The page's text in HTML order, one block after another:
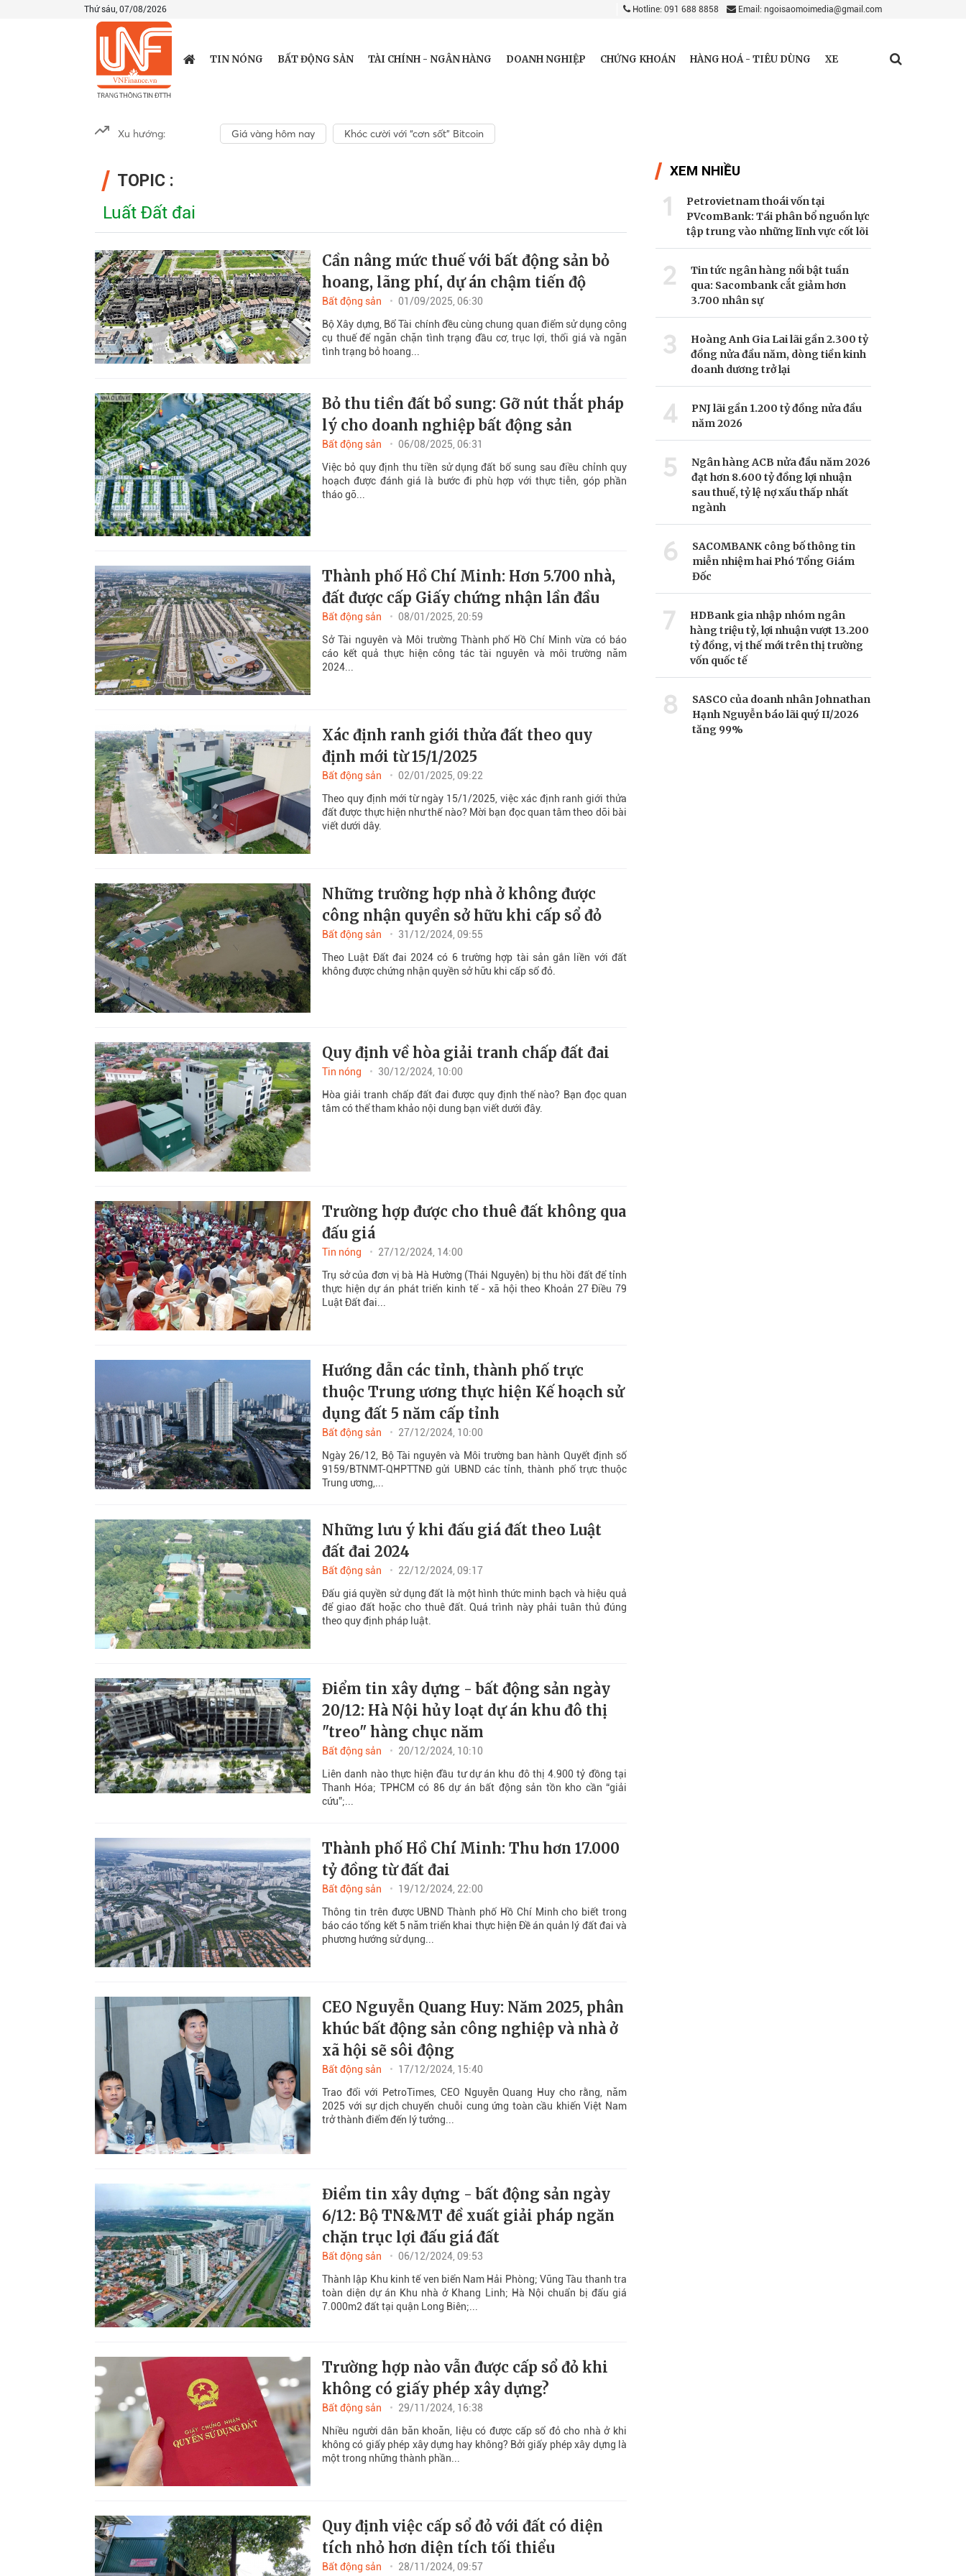
Thứ sáu, 07/08/2026 Hotline: 091 688 8858 Email: ngoisaomoimedia@gmail.com
TIN NÓNG BẤT ĐỘNG SẢN TÀI CHÍNH - NGÂN HÀNG DOANH NGHIỆP CHỨNG KHOÁN HÀNG HOÁ - TIÊU DÙNG XE
Xu hướng: Giá vàng hôm nay Khóc cười với “cơn sốt” Bitcoin
TOPIC :
Luất Đất đai
Cần nâng mức thuế với bất động sản bỏ
hoang, lãng phí, dự án chậm tiến độ
Bất động sản
01/09/2025, 06:30
Bộ Xây dựng, Bổ Tài chính đều cùng chung quan điểm sử dụng công
cụ thuế để ngăn chặn tình trạng đầu cơ, trục lợi, thổi giá và ngăn
tình trạng bỏ hoang...
Bỏ thu tiền đất bổ sung: Gỡ nút thắt pháp
lý cho doanh nghiệp bất động sản
Bất động sản
06/08/2025, 06:31
Việc bỏ quy định thu tiền sử dụng đất bổ sung sau điều chỉnh quy
hoạch được đánh giá là bước đi phù hợp với thực tiễn, góp phần
tháo gỡ...
Thành phố Hồ Chí Minh: Hơn 5.700 nhà,
đất được cấp Giấy chứng nhận lần đầu
Bất động sản
08/01/2025, 20:59
Sở Tài nguyên và Môi trường Thành phố Hồ Chí Minh vừa có báo
cáo kết quả thực hiện công tác tài nguyên và môi trường năm
2024...
Xác định ranh giới thửa đất theo quy
định mới từ 15/1/2025
Bất động sản
02/01/2025, 09:22
Theo quy định mới từ ngày 15/1/2025, việc xác định ranh giới thửa
đất được thực hiện như thế nào? Mời bạn đọc quan tâm theo dõi bài
viết dưới dây.
Những trường hợp nhà ở không được
công nhận quyền sở hữu khi cấp sổ đỏ
Bất động sản
31/12/2024, 09:55
Theo Luật Đất đai 2024 có 6 trường hợp tài sản gắn liền với đất
không được chứng nhận quyền sở hữu khi cấp sổ đỏ.
Quy định về hòa giải tranh chấp đất đai
Tin nóng
30/12/2024, 10:00
Hòa giải tranh chấp đất đai được quy định thế nào? Bạn đọc quan
tâm có thể tham khảo nội dung bạn viết dưới đây.
Trường hợp được cho thuê đất không qua
đấu giá
Tin nóng
27/12/2024, 14:00
Trụ sở của đơn vị bà Hà Hường (Thái Nguyên) bị thu hồi đất để tỉnh
thực hiện dự án phát triển kinh tế - xã hội theo Khoản 27 Điều 79
Luật Đất đai...
Hướng dẫn các tỉnh, thành phố trực
thuộc Trung ương thực hiện Kế hoạch sử
dụng đất 5 năm cấp tỉnh
Bất động sản
27/12/2024, 10:00
Ngày 26/12, Bộ Tài nguyên và Môi trường ban hành Quyết định số
9159/BTNMT-QHPTTNĐ gửi UBND các tỉnh, thành phố trực thuộc
Trung ương,...
Những lưu ý khi đấu giá đất theo Luật
đất đai 2024
Bất động sản
22/12/2024, 09:17
Đấu giá quyền sử dụng đất là một hình thức minh bạch và hiệu quả
để giao đất hoặc cho thuê đất. Quá trình này phải tuân thủ đúng
theo quy định pháp luật.
Điểm tin xây dựng - bất động sản ngày
20/12: Hà Nội hủy loạt dự án khu đô thị
"treo" hàng chục năm
Bất động sản
20/12/2024, 10:10
Liên danh nào thực hiện đầu tư dự án khu đô thị 4.900 tỷ đồng tại
Thanh Hóa; TPHCM có 86 dự án bất động sản tồn kho cần “giải
cứu”;...
Thành phố Hồ Chí Minh: Thu hơn 17.000
tỷ đồng từ đất đai
Bất động sản
19/12/2024, 22:00
Thông tin trên được UBND Thành phố Hồ Chí Minh cho biết trong
báo cáo tổng kết 5 năm triển khai thực hiện Đề án quản lý đất đai và
phương hướng sử dụng...
CEO Nguyễn Quang Huy: Năm 2025, phân
khúc bất động sản công nghiệp và nhà ở
xã hội sẽ sôi động
Bất động sản
17/12/2024, 15:40
Trao đổi với PetroTimes, CEO Nguyễn Quang Huy cho rằng, năm
2025 với sự dịch chuyển chuỗi cung ứng toàn cầu khiến Việt Nam
trở thành điểm đến lý tưởng...
Điểm tin xây dựng - bất động sản ngày
6/12: Bộ TN&MT đề xuất giải pháp ngăn
chặn trục lợi đấu giá đất
Bất động sản
06/12/2024, 09:53
Thành lập Khu kinh tế ven biển Nam Hải Phòng; Vũng Tàu thanh tra
toàn diện dự án Khu nhà ở Khang Linh; Hà Nội chuẩn bị đấu giá
7.000m2 đất tại quận Long Biên;...
Trường hợp nào vẫn được cấp sổ đỏ khi
không có giấy phép xây dựng?
Bất động sản
29/11/2024, 16:38
Nhiều người dân băn khoăn, liệu có được cấp sổ đỏ cho nhà ở khi
không có giấy phép xây dựng hay không? Bởi giấy phép xây dựng là
một trong những thành phần...
Quy định việc cấp sổ đỏ với đất có diện
tích nhỏ hơn diện tích tối thiểu
Bất động sản 28/11/2024, 09:57
XEM NHIỀU
1
Petrovietnam thoái vốn tại
PVcomBank: Tái phân bổ nguồn lực
tập trung vào những lĩnh vực cốt lõi
2
Tin tức ngân hàng nổi bật tuần
qua: Sacombank cắt giảm hơn
3.700 nhân sự
3
Hoàng Anh Gia Lai lãi gần 2.300 tỷ
đồng nửa đầu năm, dòng tiền kinh
doanh dương trở lại
4
PNJ lãi gần 1.200 tỷ đồng nửa đầu
năm 2026
5
Ngân hàng ACB nửa đầu năm 2026
đạt hơn 8.600 tỷ đồng lợi nhuận
sau thuế, tỷ lệ nợ xấu thấp nhất
ngành
6
SACOMBANK công bố thông tin
miễn nhiệm hai Phó Tổng Giám
Đốc
7
HDBank gia nhập nhóm ngân
hàng triệu tỷ, lợi nhuận vượt 13.200
tỷ đồng, vị thế mới trên thị trường
vốn quốc tế
8
SASCO của doanh nhân Johnathan
Hạnh Nguyễn báo lãi quý II/2026
tăng 99%